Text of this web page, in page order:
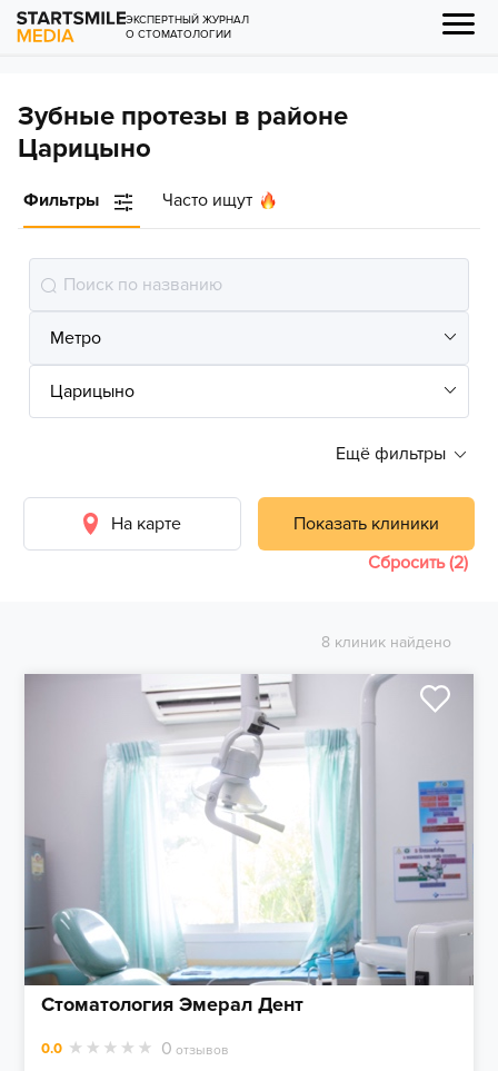
ЭКСПЕРТНЫЙ ЖУРНАЛ
О СТОМАТОЛОГИИ
Зубные протезы в районе
Царицыно
Фильтры Часто ищут
Ещё фильтры
На карте
Показать клиники
Сбросить (2)
8 клиник найдено
Стоматология Эмерал Дент
0.0 0 отзывов